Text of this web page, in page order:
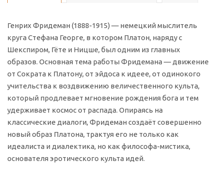
Генрих Фридеман (1888-1915) — немецкий мыслитель
круга Стефана Георге, в котором Платон, наряду с
Шекспиром, Гёте и Ницше, был одним из главных
образов. Основная тема работы Фридемана — движение
от Сократа к Платону, от эйдоса к идеее, от одинокого
учительства к воздвижению величественного культа,
который продлевает мгновение рождения бога и тем
удерживает космос от распада. Опираясь на
классические диалоги, Фридеман создаёт совершенно
новый образ Платона, трактуя его не только как
идеалиста и диалектика, но как философа-мистика,
основателя эротического культа идей.